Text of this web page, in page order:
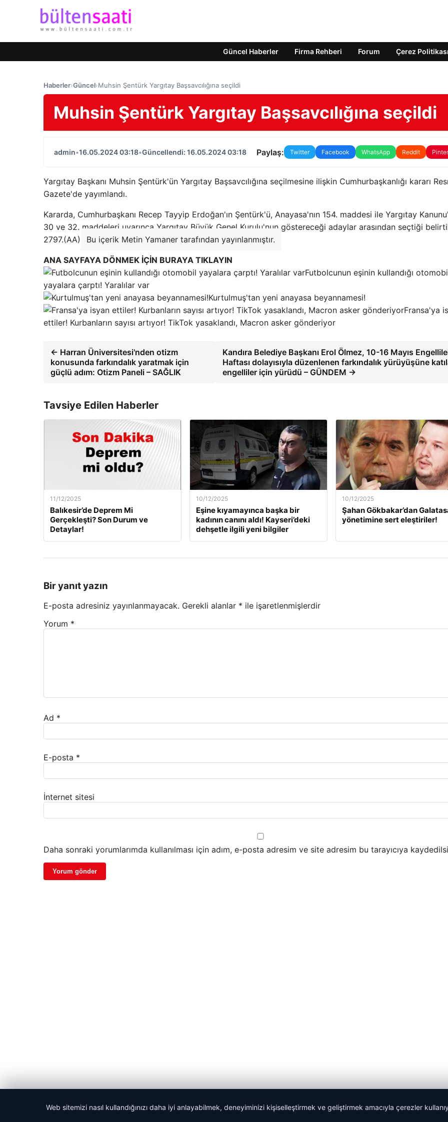
Güncel Haberler Firma Rehberi Forum Çerez Politikası
Haberler›Güncel›Muhsin Şentürk Yargıtay Başsavcılığına seçildi
Muhsin Şentürk Yargıtay Başsavcılığına seçildi
admin•16.05.2024 03:18•Güncellendi: 16.05.2024 03:18 Paylaş: Twitter Facebook WhatsApp Reddit
Yargıtay Başkanı Muhsin Şentürk'ün Yargıtay Başsavcılığına seçilmesine ilişkin Cumhurbaşkanlığı kararı
Gazete'de yayımlandı.
Kararda, Cumhurbaşkanı Recep Tayyip Erdoğan'ın Şentürk'ü, Anayasa'nın 154. maddesi ile Yargıtay
30 ve 32. maddeleri uyarınca Yargıtay Büyük Genel Kurulu'nun göstereceği adaylar arasından seçtiği
2797.(AA)
Bu içerik Metin Yamaner tarafından yayınlanmıştır.
ANA SAYFAYA DÖNMEK İÇİN BURAYA TIKLAYIN
Futbolcunun eşinin kullandığı
yayalara çarptı! Yaralılar var
Kurtulmuş'tan yeni anayasa beyannamesi!
Fransa'ya
ettiler! Kurbanların sayısı artıyor! TikTok yasaklandı, Macron asker gönderiyor
← Harran Üniversitesi'nden otizm
konusunda farkındalık yaratmak için
güçlü adım: Otizm Paneli – SAĞLIK
Kandıra Belediye Başkanı Erol Ölmez, 10-16 Mayıs
Haftası dolayısıyla düzenlenen farkındalık yürüyüşüne
engelliler için yürüdü – GÜNDEM →
Tavsiye Edilen Haberler
11/12/2025
Balıkesir’de Deprem Mi
Gerçekleşti? Son Durum ve
Detaylar!
10/12/2025
Eşine kıyamayınca başka bir
kadının canını aldı! Kayseri’deki
dehşetle ilgili yeni bilgiler
10/12/2025
Şahan Gökbakar’dan
yönetimine sert eleştiriler!
Bir yanıt yazın
E-posta adresiniz yayınlanmayacak. Gerekli alanlar * ile işaretlenmişlerdir
Yorum *
Ad *
E-posta *
İnternet sitesi
Daha sonraki yorumlarımda kullanılması için adım, e-posta adresim ve site adresim bu tarayıcıya
© 2026 Bülten Saati – Güncel Haberler
Web sitemizi nasıl kullandığınızı daha iyi anlayabilmek, deneyiminizi kişiselleştirmek ve geliştirmek amacıyla çerezler